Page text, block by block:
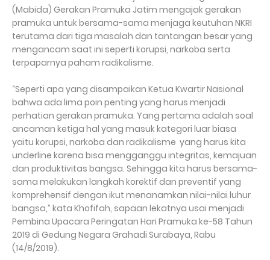
(Mabida) Gerakan Pramuka Jatim mengajak gerakan
pramuka untuk bersama-sama menjaga keutuhan NKRI
terutama dari tiga masalah dan tantangan besar yang
mengancam saat ini seperti korupsi, narkoba serta
terpaparnya paham radikalisme.
“Seperti apa yang disampaikan Ketua Kwartir Nasional
bahwa ada lima poin penting yang harus menjadi
perhatian gerakan pramuka. Yang pertama adalah soal
ancaman ketiga hal yang masuk kategori luar biasa
yaitu korupsi, narkoba dan radikalisme yang harus kita
underline karena bisa mengganggu integritas, kemajuan
dan produktivitas bangsa. Sehingga kita harus bersama-
sama melakukan langkah korektif dan preventif yang
komprehensif dengan ikut menanamkan nilai-nilai luhur
bangsa,” kata Khofifah, sapaan lekatnya usai menjadi
Pembina Upacara Peringatan Hari Pramuka ke-58 Tahun
2019 di Gedung Negara Grahadi Surabaya, Rabu
(14/8/2019).